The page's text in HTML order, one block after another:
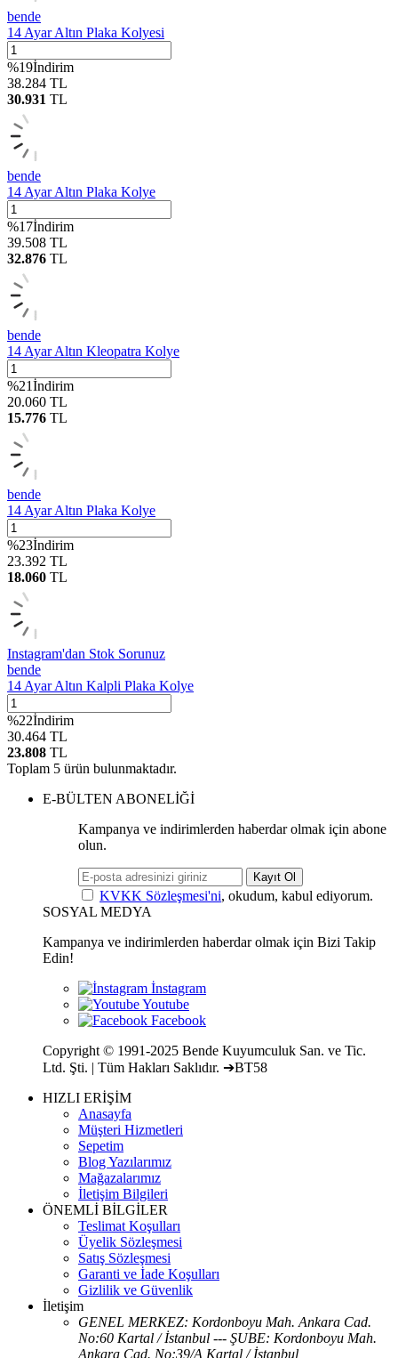
bende
14 Ayar Altın Plaka Kolyesi
%19İndirim
38.284 TL
30.931 TL
bende
14 Ayar Altın Plaka Kolye
%17İndirim
39.508 TL
32.876 TL
bende
14 Ayar Altın Kleopatra Kolye
%21İndirim
20.060 TL
15.776 TL
bende
14 Ayar Altın Plaka Kolye
%23İndirim
23.392 TL
18.060 TL
Instagram'dan Stok Sorunuz
bende
14 Ayar Altın Kalpli Plaka Kolye
%22İndirim
30.464 TL
23.808 TL
Toplam 5 ürün bulunmaktadır.
E-BÜLTEN ABONELİĞİ
Kampanya ve indirimlerden haberdar olmak için abone
olun.
Kayıt Ol
KVKK Sözleşmesi'ni, okudum, kabul ediyorum.
SOSYAL MEDYA
Kampanya ve indirimlerden haberdar olmak için Bizi Takip
Edin!
Copyright © 1991-2025 Bende Kuyumculuk San. ve Tic.
Ltd. Şti. | Tüm Hakları Saklıdır. ➔BT58
HIZLI ERİŞİM
Anasayfa
Müşteri Hizmetleri
Sepetim
Blog Yazılarımız
Mağazalarımız
İletişim Bilgileri
ÖNEMLİ BİLGİLER
Teslimat Koşulları
Üyelik Sözleşmesi
Satış Sözleşmesi
Garanti ve İade Koşulları
Gizlilik ve Güvenlik
İletişim
GENEL MERKEZ: Kordonboyu Mah. Ankara Cad.
No:60 Kartal / İstanbul --- ŞUBE: Kordonboyu Mah.
Ankara Cad. No:39/A Kartal / İstanbul